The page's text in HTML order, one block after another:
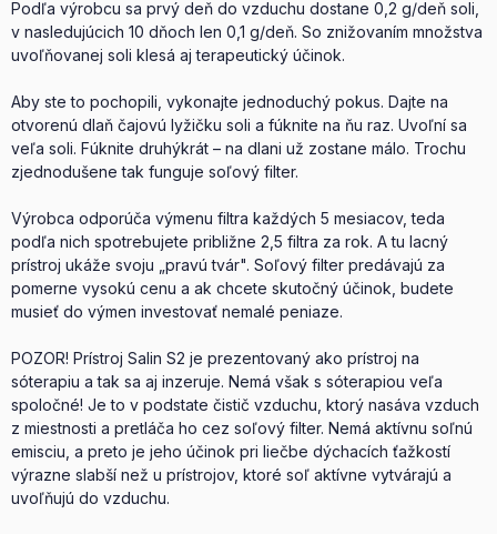
Podľa výrobcu sa prvý deň do vzduchu dostane 0,2 g/deň soli,
v nasledujúcich 10 dňoch len 0,1 g/deň. So znižovaním množstva
uvoľňovanej soli klesá aj terapeutický účinok.
Aby ste to pochopili, vykonajte jednoduchý pokus. Dajte na
otvorenú dlaň čajovú lyžičku soli a fúknite na ňu raz. Uvoľní sa
veľa soli. Fúknite druhýkrát – na dlani už zostane málo. Trochu
zjednodušene tak funguje soľový filter.
Výrobca odporúča výmenu filtra každých 5 mesiacov, teda
podľa nich spotrebujete približne 2,5 filtra za rok. A tu lacný
prístroj ukáže svoju „pravú tvár". Soľový filter predávajú za
pomerne vysokú cenu a ak chcete skutočný účinok, budete
musieť do výmen investovať nemalé peniaze.
POZOR! Prístroj Salin S2 je prezentovaný ako prístroj na
sóterapiu a tak sa aj inzeruje. Nemá však s sóterapiou veľa
spoločné! Je to v podstate čistič vzduchu, ktorý nasáva vzduch
z miestnosti a pretláča ho cez soľový filter. Nemá aktívnu soľnú
emisciu, a preto je jeho účinok pri liečbe dýchacích ťažkostí
výrazne slabší než u prístrojov, ktoré soľ aktívne vytvárajú a
uvoľňujú do vzduchu.